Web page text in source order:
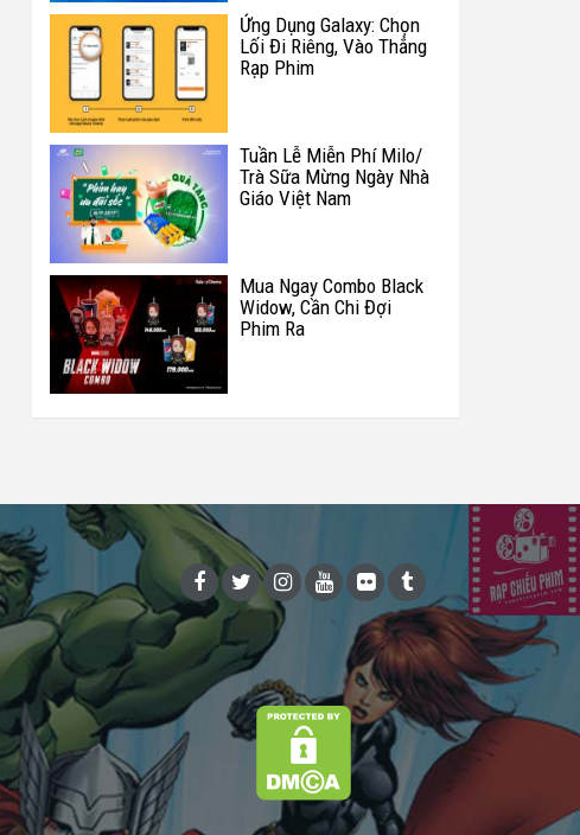
Ứng Dụng Galaxy: Chọn
Lối Đi Riêng, Vào Thẳng
Rạp Phim
Tuần Lễ Miễn Phí Milo/
Trà Sữa Mừng Ngày Nhà
Giáo Việt Nam
Mua Ngay Combo Black
Widow, Cần Chi Đợi
Phim Ra